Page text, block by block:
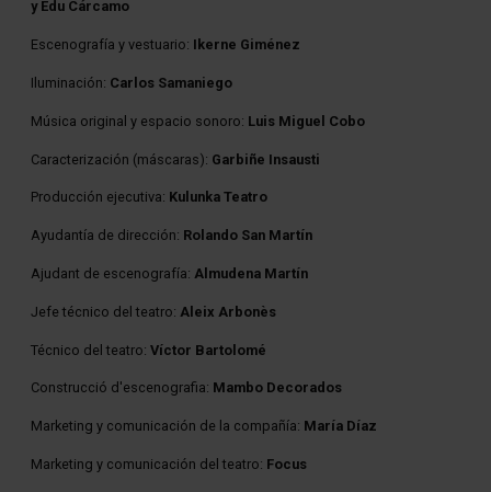
y Edu Cárcamo
Escenografía y vestuario: Ikerne Giménez
Iluminación: Carlos Samaniego
Música original y espacio sonoro: Luis Miguel Cobo
Caracterización (máscaras): Garbiñe Insausti
Producción ejecutiva: Kulunka Teatro
Ayudantía de dirección: Rolando San Martín
Ajudant de escenografía: Almudena Martín
Jefe técnico del teatro: Aleix Arbonès
Técnico del teatro: Víctor Bartolomé
Construcció d'escenografia: Mambo Decorados
Marketing y comunicación de la compañía: María Díaz
Marketing y comunicación del teatro: Focus